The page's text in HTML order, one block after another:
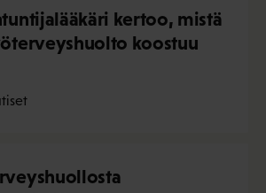
kertoo, mistä
koostuu